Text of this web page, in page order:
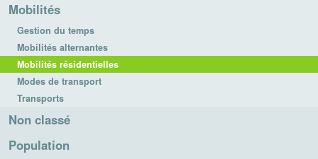
Mobilités
Gestion du temps
Mobilités alternantes
Mobilités résidentielles
Modes de transport
Transports
Non classé
Population